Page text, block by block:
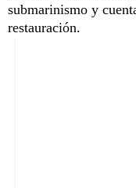
submarinismo y
restauración.